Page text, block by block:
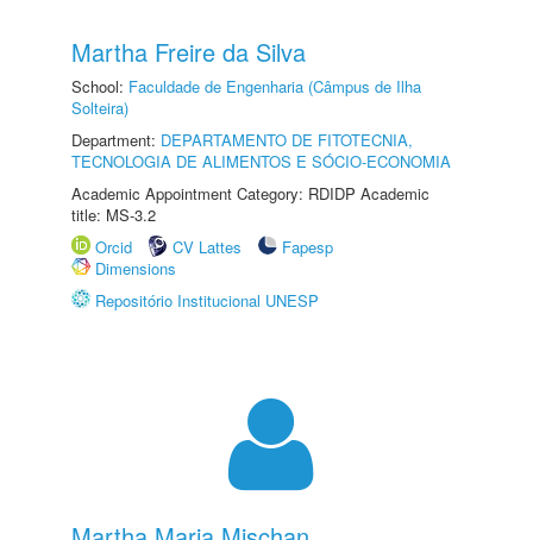
Martha Freire da Silva
School: Faculdade de Engenharia (Câmpus de Ilha
Solteira)
Department: DEPARTAMENTO DE FITOTECNIA,
TECNOLOGIA DE ALIMENTOS E SÓCIO-ECONOMIA
Academic Appointment Category: RDIDP Academic
title: MS-3.2
Orcid
CV Lattes
Fapesp
Dimensions
Repositório Institucional UNESP